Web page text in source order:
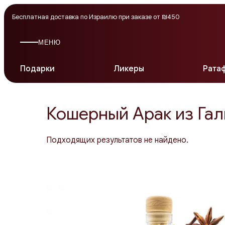
Бесплатная доставка по Израилю при заказе от ₪450
МЕНЮ
Подарки Ликеры
Кошерный Арак из
Подходящих результатов не найдено.